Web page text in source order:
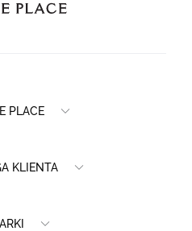
PLACE
KLIENTA